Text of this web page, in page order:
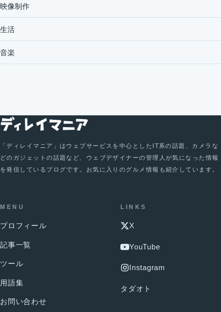
映像制作
生活
音楽
「ディレイマニア」はウェブサービスを中心としたIT系の話題、カメラな
どのガジェットの話題など、ウェブデザイナーの管理人が気になった情報
を発信しているブログです。お気に入りのグルメ情報も紹介しています。
MENU
プロフィール
記事一覧
ツール
用語集
お問い合わせ
LINKS
X
YouTube
Instagram
タダオト